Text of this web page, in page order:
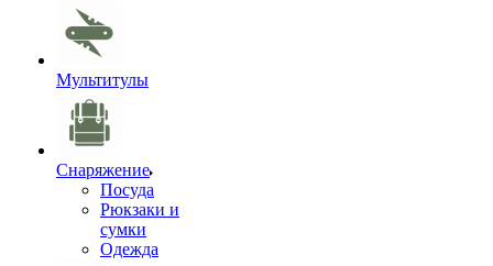
Мультитулы
Снаряжение
Посуда
Рюкзаки и
сумки
Одежда